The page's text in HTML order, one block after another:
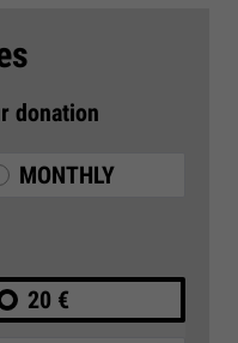
donation
MONTHLY
20 €